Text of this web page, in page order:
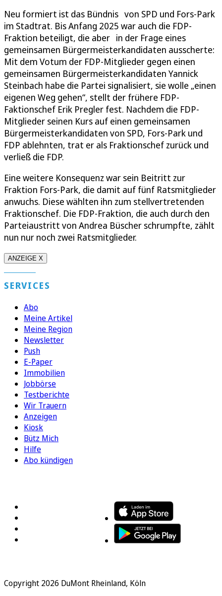
Neu formiert ist das Bündnis von SPD und Fors-Park
im Stadtrat. Bis Anfang 2025 war auch die FDP-
Fraktion beteiligt, die aber in der Frage eines
gemeinsamen Bürgermeisterkandidaten ausscherte:
Mit dem Votum der FDP-Mitglieder gegen einen
gemeinsamen Bürgermeisterkandidaten Yannick
Steinbach habe die Partei signalisiert, sie wolle „einen
eigenen Weg gehen“, stellt der frühere FDP-
Faktionschef Erik Pregler fest. Nachdem die FDP-
Mitglieder seinen Kurs auf einen gemeinsamen
Bürgermeisterkandidaten von SPD, Fors-Park und
FDP ablehnten, trat er als Fraktionschef zurück und
verließ die FDP.
Eine weitere Konsequenz war sein Beitritt zur
Fraktion Fors-Park, die damit auf fünf Ratsmitglieder
anwuchs. Diese wählten ihn zum stellvertretenden
Fraktionschef. Die FDP-Fraktion, die auch durch den
Parteiaustritt von Andrea Büscher schrumpfte, zählt
nun nur noch zwei Ratsmitglieder.
ANZEIGE X
SERVICES
Abo
Meine Artikel
Meine Region
Newsletter
Push
E-Paper
Immobilien
Jobbörse
Testberichte
Wir Trauern
Anzeigen
Kiosk
Bütz Mich
Hilfe
Abo kündigen
Copyright 2026 DuMont Rheinland, Köln